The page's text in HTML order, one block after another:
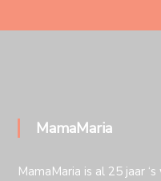
MamaMaria
MamaMaria is al 25 jaar